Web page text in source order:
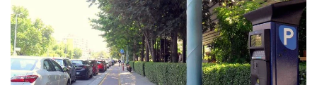
o
n
X
e
m
a
i
l